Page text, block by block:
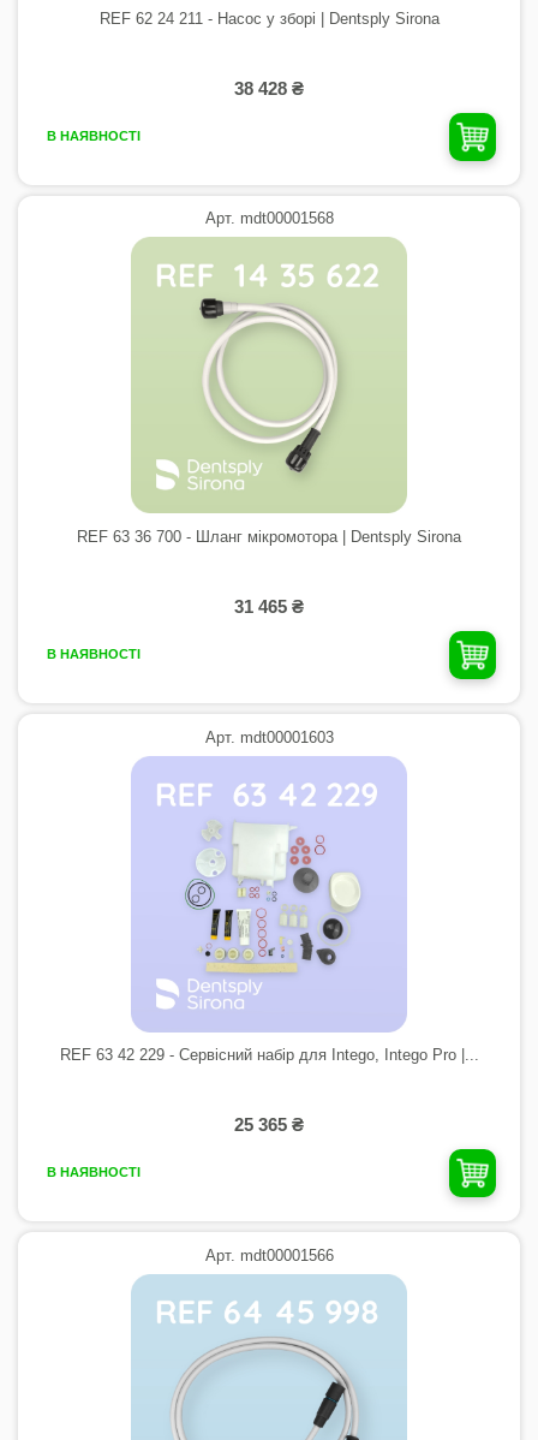
REF 62 24 211 - Насос у зборі | Dentsply Sirona
38 428 ₴
В НАЯВНОСТІ
Арт. mdt00001568
REF 63 36 700 - Шланг мікромотора | Dentsply Sirona
31 465 ₴
В НАЯВНОСТІ
Арт. mdt00001603
REF 63 42 229 - Сервісний набір для Intego, Intego Pro |...
25 365 ₴
В НАЯВНОСТІ
Арт. mdt00001566